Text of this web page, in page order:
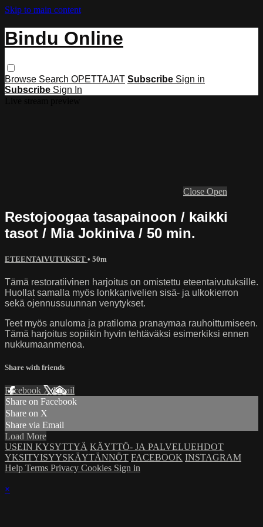
Skip to main content
Bindu Online
Browse Search OPETTAJAT Subscribe Sign in
Subscribe Sign In
Close Open
Restojoogaa tasapainoon / kaikki
tasot / Mia Jokiniva / 50 min.
ETEENTAIVUTUKSET • 50m
Tämä restoratiivinen harjoitus on omistettu eteentaivutuksille.
Huollat samalla myös lonkkanivelien sisä- ja ulkokierron
sekä ojennussuunnan venytykset.
Teet myös anuloma ja pratiloma pranaymaa rauhoittumiseen.
Tämä harjoitus sopiikin hyvin tehtäväksi esimerkiksi ennen
nukkumaanmenoa.
Share with friends
Facebook XEmail
Share on Facebook
Share on X
Share via Email
Load More
USEIN KYSYTTYÄ KÄYTTÖ- JA PALVELUEHDOT
YKSITYISYYSKÄYTÄNNÖT FACEBOOK INSTAGRAM
Help Terms Privacy Cookies Sign in
×